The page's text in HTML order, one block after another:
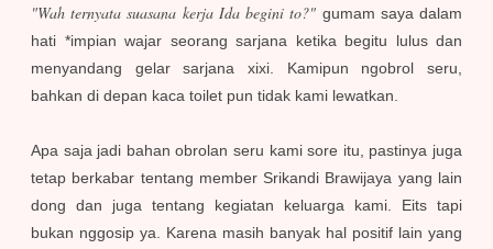
"Wah ternyata suasana kerja Ida begini to?" gumam saya dalam
hati *impian wajar seorang sarjana ketika begitu lulus dan
menyandang gelar sarjana xixi. Kamipun ngobrol seru,
bahkan di depan kaca toilet pun tidak kami lewatkan.
Apa saja jadi bahan obrolan seru kami sore itu, pastinya juga
tetap berkabar tentang member Srikandi Brawijaya yang lain
dong dan juga tentang kegiatan keluarga kami. Eits tapi
bukan nggosip ya. Karena masih banyak hal positif lain yang